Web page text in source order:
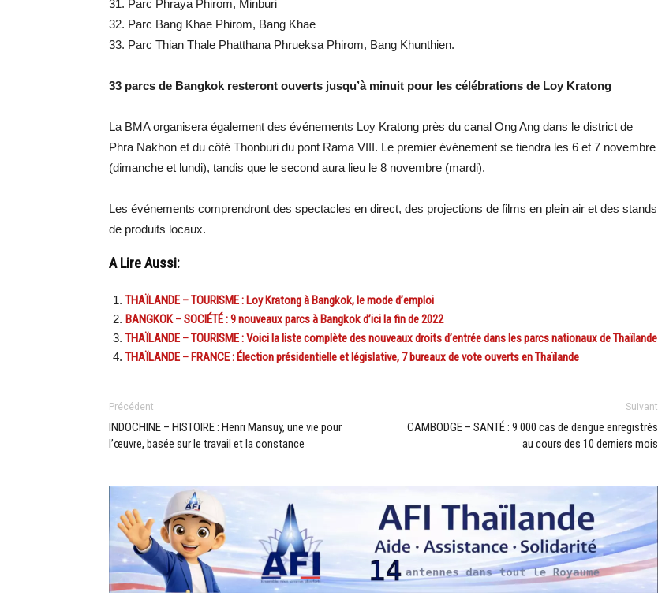
31. Parc Phraya Phirom, Minburi
32. Parc Bang Khae Phirom, Bang Khae
33. Parc Thian Thale Phatthana Phrueksa Phirom, Bang Khunthien.
33 parcs de Bangkok resteront ouverts jusqu’à minuit pour les célébrations de Loy Kratong
La BMA organisera également des événements Loy Kratong près du canal Ong Ang dans le district de
Phra Nakhon et du côté Thonburi du pont Rama VIII. Le premier événement se tiendra les 6 et 7 novembre
(dimanche et lundi), tandis que le second aura lieu le 8 novembre (mardi).
Les événements comprendront des spectacles en direct, des projections de films en plein air et des stands
de produits locaux.
A Lire Aussi:
THAÏLANDE – TOURISME : Loy Kratong à Bangkok, le mode d’emploi
BANGKOK – SOCIÉTÉ : 9 nouveaux parcs à Bangkok d’ici la fin de 2022
THAÏLANDE – TOURISME : Voici la liste complète des nouveaux droits d’entrée dans les parcs nationaux de Thaïlande
THAÏLANDE – FRANCE : Élection présidentielle et législative, 7 bureaux de vote ouverts en Thaïlande
Précédent
INDOCHINE – HISTOIRE : Henri Mansuy, une vie pour
l’œuvre, basée sur le travail et la constance
Suivant
CAMBODGE – SANTÉ : 9 000 cas de dengue enregistrés
au cours des 10 derniers mois